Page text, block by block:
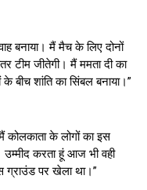
बनाया। मैं मैच के लिए दोनों
टीम जीतेगी। मैं ममता दी का
बीच शांति का सिंबल बनाया।”
कोलकाता के लोगों का इस
करता हूं आज भी वही
ग्राउंड पर खेला था।”